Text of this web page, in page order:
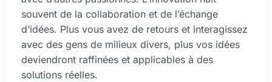
souvent de la collaboration et de l’échange
d’idées. Plus vous avez de retours et interagissez
avec des gens de milieux divers, plus vos idées
deviendront raffinées et applicables à des
solutions réelles.